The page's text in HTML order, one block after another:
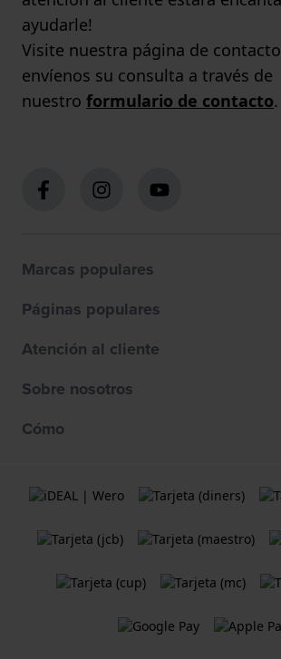
ayudarle!
Visite nuestra página de contacto
envíenos su consulta a través de
nuestro formulario de contacto.
Marcas populares
Páginas populares
Atención al cliente
Sobre nosotros
Cómo